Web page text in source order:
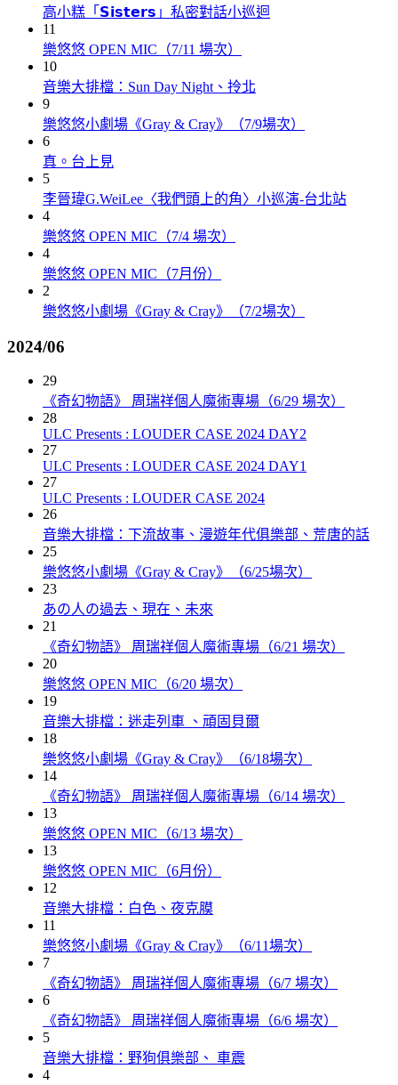
高小糕「𝗦𝗶𝘀𝘁𝗲𝗿𝘀」私密對話小巡迴
11
樂悠悠 OPEN MIC（7/11 場次）
10
音樂大排檔：Sun Day Night、拎北
9
樂悠悠小劇場《Gray & Cray》（7/9場次）
6
真。台上見
5
李晉瑋G.WeiLee〈我們頭上的角〉小巡演-台北站
4
樂悠悠 OPEN MIC（7/4 場次）
4
樂悠悠 OPEN MIC（7月份）
2
樂悠悠小劇場《Gray & Cray》（7/2場次）
2024/06
29
《奇幻物語》 周瑞祥個人魔術專場（6/29 場次）
28
ULC Presents : LOUDER CASE 2024 DAY2
27
ULC Presents : LOUDER CASE 2024 DAY1
27
ULC Presents : LOUDER CASE 2024
26
音樂大排檔：下流故事、漫遊年代俱樂部、荒唐的話
25
樂悠悠小劇場《Gray & Cray》（6/25場次）
23
あの人の過去、現在、未來
21
《奇幻物語》 周瑞祥個人魔術專場（6/21 場次）
20
樂悠悠 OPEN MIC（6/20 場次）
19
音樂大排檔：迷走列車 、頑固貝爾
18
樂悠悠小劇場《Gray & Cray》（6/18場次）
14
《奇幻物語》 周瑞祥個人魔術專場（6/14 場次）
13
樂悠悠 OPEN MIC（6/13 場次）
13
樂悠悠 OPEN MIC（6月份）
12
音樂大排檔：白色、夜克膜
11
樂悠悠小劇場《Gray & Cray》（6/11場次）
7
《奇幻物語》 周瑞祥個人魔術專場（6/7 場次）
6
《奇幻物語》 周瑞祥個人魔術專場（6/6 場次）
5
音樂大排檔：野狗俱樂部、 車震
4